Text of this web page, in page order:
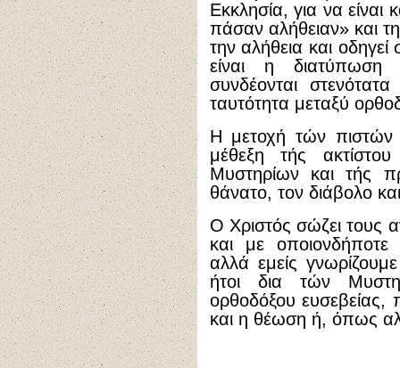
Εκκλησία, για να
πάσαν αλήθειαν» και
την αλήθεια και
είναι η διατύπωση
συνδέονται
ταυτότητα μεταξύ
Η μετοχή τών
μέθεξη τής
Μυστηρίων και τής
θάνατο, τον διάβολο
Ο Χριστός σώζει τους
και με οποιονδήποτε
αλλά εμείς
ήτοι δια τών
ορθοδόξου ευσεβείας,
και η θέωση ή, όπως